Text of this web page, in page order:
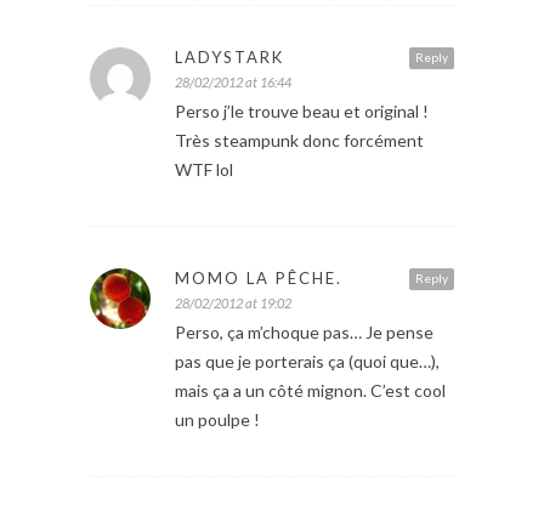
Reply
LADYSTARK
28/02/2012 at 16:44
Perso j’le trouve beau et original !
Très steampunk donc forcément
WTF lol
Reply
MOMO LA PÊCHE.
28/02/2012 at 19:02
Perso, ça m’choque pas… Je pense
pas que je porterais ça (quoi que…),
mais ça a un côté mignon. C’est cool
un poulpe !